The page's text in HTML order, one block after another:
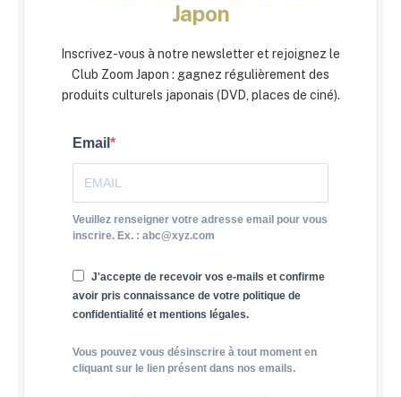
Japon
Inscrivez-vous à notre newsletter et rejoignez le
Club Zoom Japon : gagnez régulièrement des
produits culturels japonais (DVD, places de ciné).
Email
Veuillez renseigner votre adresse email pour vous
inscrire. Ex. : abc@xyz.com
J'accepte de recevoir vos e-mails et confirme
avoir pris connaissance de votre politique de
confidentialité et mentions légales.
Vous pouvez vous désinscrire à tout moment en
cliquant sur le lien présent dans nos emails.